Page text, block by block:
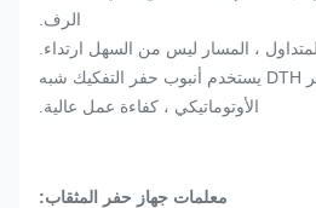
الرف.
5. جهاز حفر اوجير DTH يستخدم أنبوب حفر التفكيك شبه
الأوتوماتيكي ، كفاءة عمل عالية.
معلمات جهاز حفر المثقاب: